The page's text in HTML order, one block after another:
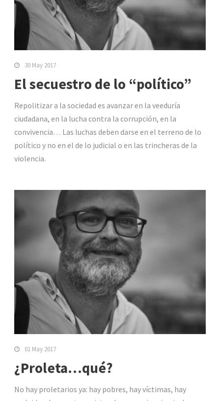
30 May 2017
El secuestro de lo “político”
Repolitizar a la sociedad es avanzar en la veeduría
ciudadana, en la lucha contra la corrupción, en la
convivencia… Las luchas deben darse en el terreno de lo
político y no en el de lo judicial o en las trincheras de la
violencia.
01 May 2017
¿Proleta…qué?
No hay proletarios ya: hay pobres, hay víctimas, hay